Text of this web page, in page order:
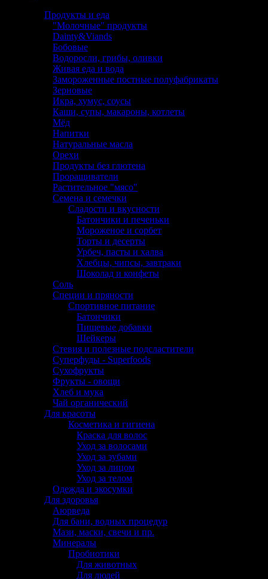
Продукты и еда
"Молочные" продукты
Dainty&Viands
Бобовые
Водоросли, грибы, оливки
Живая еда и вода
Замороженные постные полуфабрикаты
Зерновые
Икра, хумус, соусы
Каши, супы, макароны, котлеты
Мёд
Напитки
Натуральные масла
Орехи
Продукты без глютена
Проращиватели
Растительное "мясо"
Семена и семечки
Сладости и вкусности
Батончики и печеньки
Мороженое и сорбет
Торты и десерты
Урбеч, пасты и халва
Хлебцы, чипсы, завтраки
Шоколад и конфеты
Соль
Специи и пряности
Спортивное питание
Батончики
Пищевые добавки
Шейкеры
Стевия и полезные подсластители
Суперфуды - Superfoods
Сухофрукты
Фрукты - овощи
Хлеб и мука
Чай органический
Для красоты
Косметика и гигиена
Краска для волос
Уход за волосами
Уход за зубами
Уход за лицом
Уход за телом
Одежда и экосумки
Для здоровья
Аюрведа
Для бани, водных процедур
Мази, маски, свечи и пр.
Минералы
Пробиотики
Для животных
Для людей